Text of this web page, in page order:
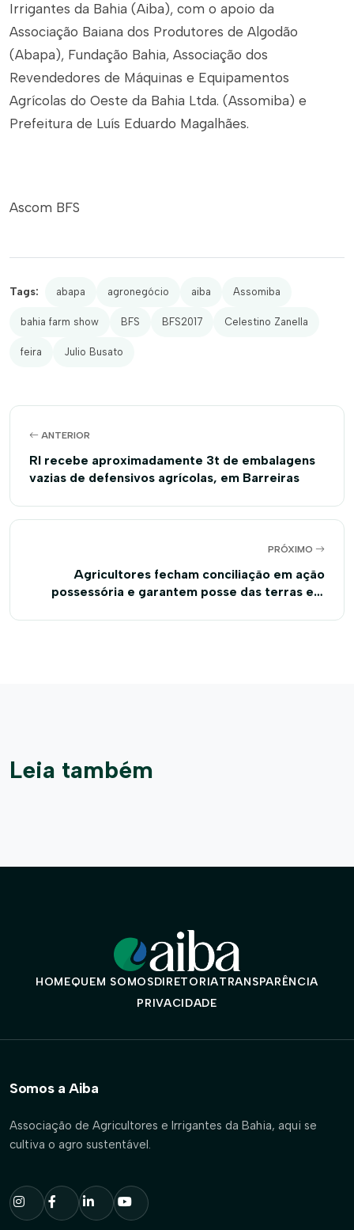
Irrigantes da Bahia (Aiba), com o apoio da
Associação Baiana dos Produtores de Algodão
(Abapa), Fundação Bahia, Associação dos
Revendedores de Máquinas e Equipamentos
Agrícolas do Oeste da Bahia Ltda. (Assomiba) e
Prefeitura de Luís Eduardo Magalhães.
Ascom BFS
Tags: abapa agronegócio aiba Assomiba
bahia farm show BFS BFS2017 Celestino Zanella
feira Julio Busato
ANTERIOR
RI recebe aproximadamente 3t de embalagens
vazias de defensivos agrícolas, em Barreiras
PRÓXIMO
Agricultores fecham conciliação em ação
possessória e garantem posse das terras em
Leia também
HOMEQUEM SOMOSDIRETORIATRANSPARÊNCIA
PRIVACIDADE
Somos a Aiba
Associação de Agricultores e Irrigantes da Bahia, aqui se
cultiva o agro sustentável.